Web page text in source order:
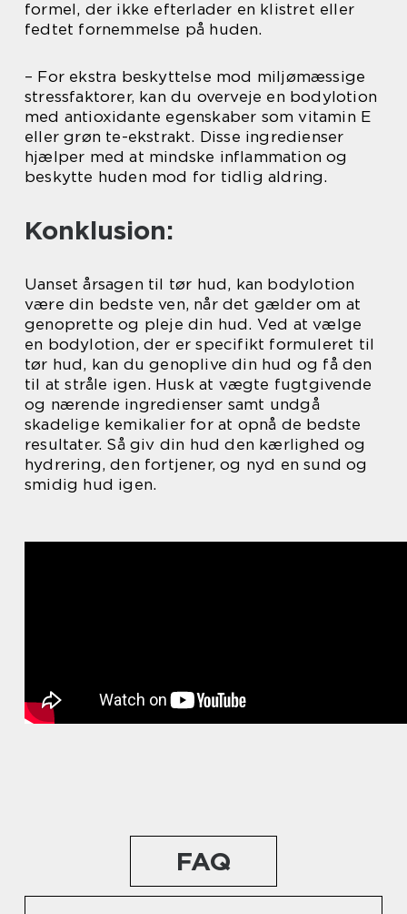
formel, der ikke efterlader en klistret eller
fedtet fornemmelse på huden.
– For ekstra beskyttelse mod miljømæssige
stressfaktorer, kan du overveje en bodylotion
med antioxidante egenskaber som vitamin E
eller grøn te-ekstrakt. Disse ingredienser
hjælper med at mindske inflammation og
beskytte huden mod for tidlig aldring.
Konklusion:
Uanset årsagen til tør hud, kan bodylotion
være din bedste ven, når det gælder om at
genoprette og pleje din hud. Ved at vælge
en bodylotion, der er specifikt formuleret til
tør hud, kan du genoplive din hud og få den
til at stråle igen. Husk at vægte fugtgivende
og nærende ingredienser samt undgå
skadelige kemikalier for at opnå de bedste
resultater. Så giv din hud den kærlighed og
hydrering, den fortjener, og nyd en sund og
smidig hud igen.
FAQ